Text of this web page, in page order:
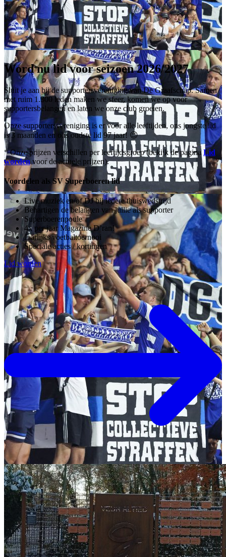
Word nu lid voor seizoen 2026/2027
Sluit je aan bij de supportersvereniging van De Graafschap. Samen
met ruim 1.300 leden maken we sfeer, komen we op voor
supportersbelangen en laten we onze club groeien.
Onze supportersvereniging is er voor alle leeftijden, ons jongste lid
is 3 maanden en ons oudste lid 97 jaar! 😉
* Onze prijzen verschillen per leeftijdsgroep (bekijk de paginaLid
worden voor de actuele prijzen).
Voordelen als SV Superboeren lid
Live muziek en/of DJ bij iedere thuiswedstrijd
Behartigen de belangen van jullie als supporter
Superboerenpoule
4x per jaar Magazine D’ran!
Jaarlijks voetbaltoernooi
Speciale acties / kortingen
Lid worden